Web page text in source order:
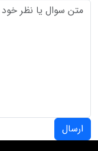
ارسال